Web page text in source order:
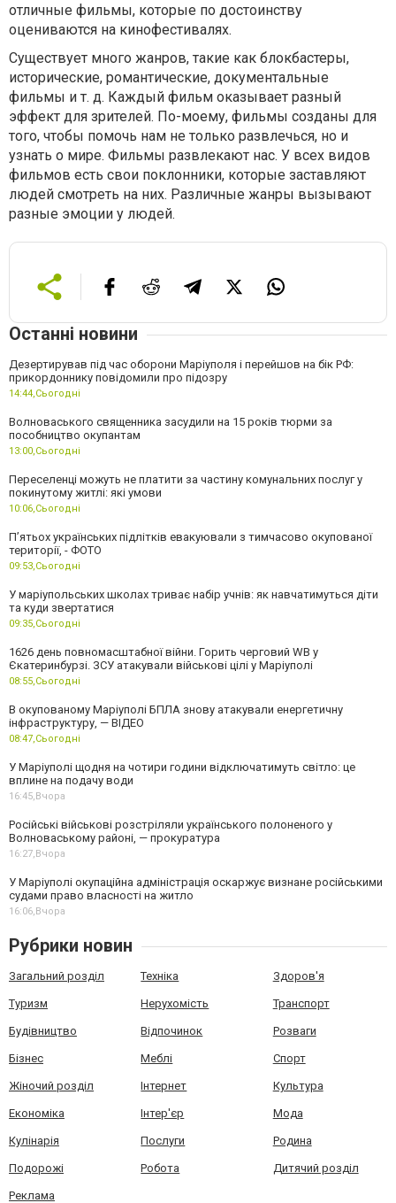
отличные фильмы, которые по достоинству
оцениваются на кинофестивалях.
Существует много жанров, такие как блокбастеры,
исторические, романтические, документальные
фильмы и т. д. Каждый фильм оказывает разный
эффект для зрителей. По-моему, фильмы созданы для
того, чтобы помочь нам не только развлечься, но и
узнать о мире. Фильмы развлекают нас. У всех видов
фильмов есть свои поклонники, которые заставляют
людей смотреть на них. Различные жанры вызывают
разные эмоции у людей.
Останні новини
Дезертирував під час оборони Маріуполя і перейшов на бік РФ:
прикордоннику повідомили про підозру
14:44,Сьогодні
Волноваського священника засудили на 15 років тюрми за
пособництво окупантам
13:00,Сьогодні
Переселенці можуть не платити за частину комунальних послуг у
покинутому житлі: які умови
10:06,Сьогодні
П’ятьох українських підлітків евакуювали з тимчасово окупованої
території, - ФОТО
09:53,Сьогодні
У маріупольських школах триває набір учнів: як навчатимуться діти
та куди звертатися
09:35,Сьогодні
1626 день повномасштабної війни. Горить черговий WB у
Єкатеринбурзі. ЗСУ атакували військові цілі у Маріуполі
08:55,Сьогодні
В окупованому Маріуполі БПЛА знову атакували енергетичну
інфраструктуру, — ВІДЕО
08:47,Сьогодні
У Маріуполі щодня на чотири години відключатимуть світло: це
вплине на подачу води
16:45,Вчора
Російські військові розстріляли українського полоненого у
Волноваському районі, — прокуратура
16:27,Вчора
У Маріуполі окупаційна адміністрація оскаржує визнане російськими
судами право власності на житло
16:06,Вчора
Рубрики новин
Загальний розділ Техніка Здоров'я
Туризм Нерухомість Транспорт
Будівництво Відпочинок Розваги
Бізнес Меблі Спорт
Жіночий розділ Інтернет Культура
Економіка Інтер'єр Мода
Кулінарія Послуги Родина
Подорожі Робота Дитячий розділ
Реклама